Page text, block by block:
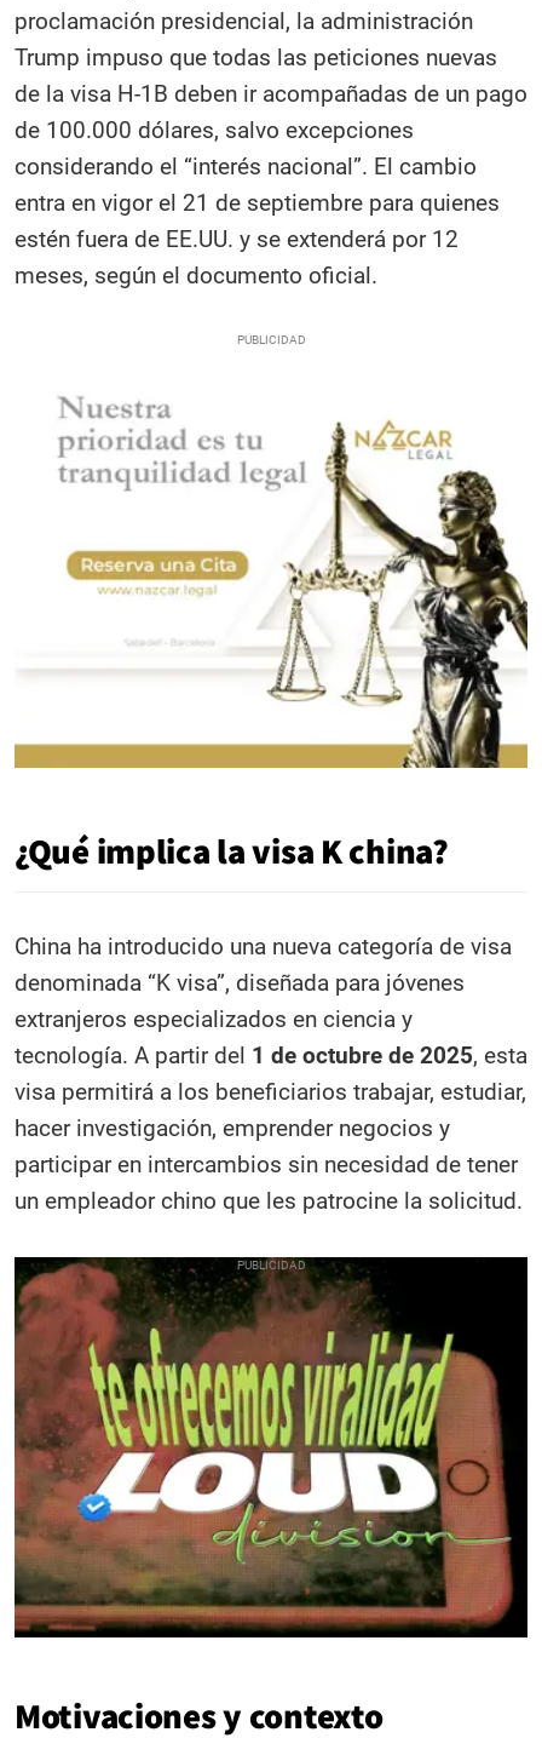
proclamación presidencial, la administración
Trump impuso que todas las peticiones nuevas
de la visa H-1B deben ir acompañadas de un pago
de 100.000 dólares, salvo excepciones
considerando el “interés nacional”. El cambio
entra en vigor el 21 de septiembre para quienes
estén fuera de EE.UU. y se extenderá por 12
meses, según el documento oficial.
¿Qué implica la visa K china?
China ha introducido una nueva categoría de visa
denominada “K visa”, diseñada para jóvenes
extranjeros especializados en ciencia y
tecnología. A partir del 1 de octubre de 2025, esta
visa permitirá a los beneficiarios trabajar, estudiar,
hacer investigación, emprender negocios y
participar en intercambios sin necesidad de tener
un empleador chino que les patrocine la solicitud.
Motivaciones y contexto